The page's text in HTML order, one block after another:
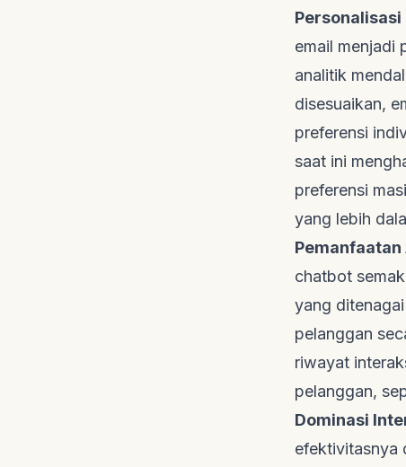
Personalisasi
email menjadi
analitik
disesuaikan,
preferensi
saat ini
preferensi
yang lebih
Pemanfaatan
chatbot
yang
pelanggan
riwayat
pelanggan,
Dominasi
efektivitasnya